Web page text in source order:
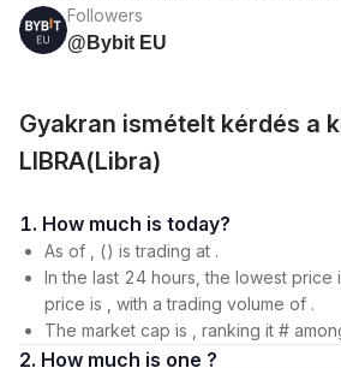
Followers
@Bybit EU
Gyakran ismételt kérdés a
LIBRA(Libra)
1. How much is today?
As of , () is trading at .
In the last 24 hours, the lowest price
price is , with a trading volume of .
The market cap is , ranking it #
2. How much is one ?